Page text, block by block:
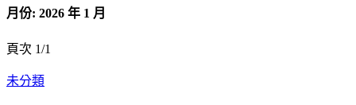
月份: 2026 年 1 月
頁次 1/1
未分類